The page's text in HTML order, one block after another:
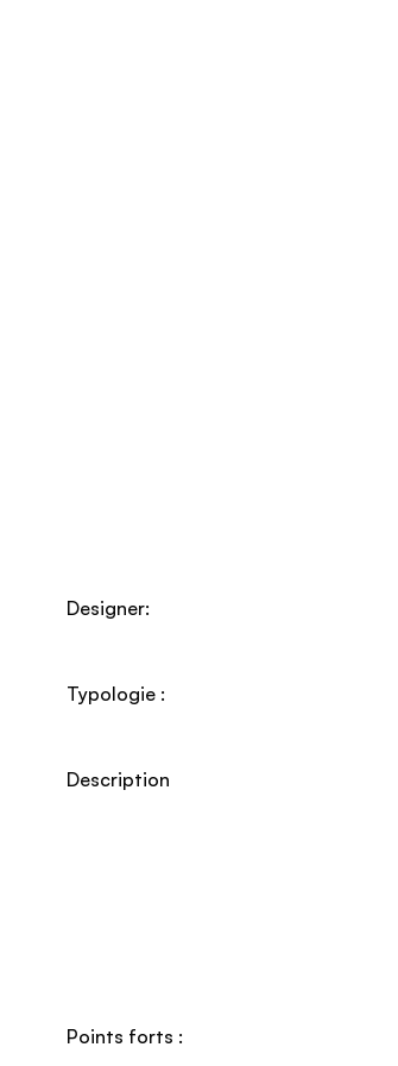
Designer:
Typologie :
Description
Points forts :